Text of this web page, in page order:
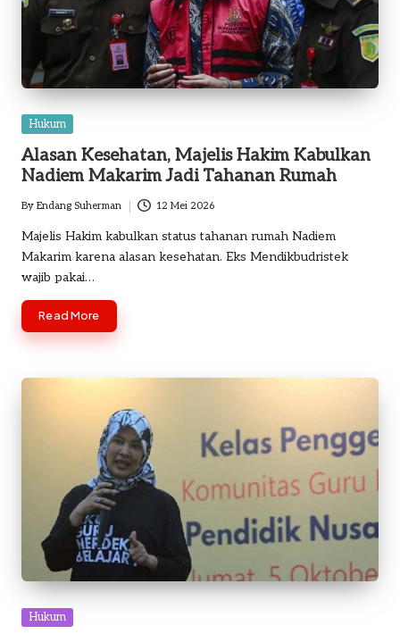
Posted
Hukum
Alasan Kesehatan, Majelis Hakim Kabulkan
Nadiem Makarim Jadi Tahanan Rumah
Posted
by
By Endang Suherman 12 Mei 2026
Majelis Hakim kabulkan status tahanan rumah Nadiem
Makarim karena alasan kesehatan. Eks Mendikbudristek
wajib pakai…
Read More
Posted
Hukum